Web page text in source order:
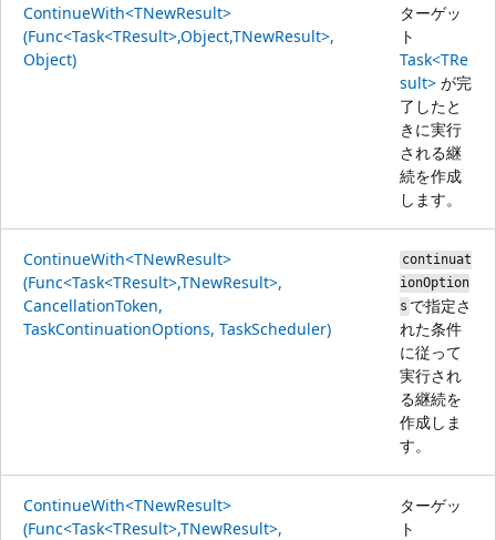
ContinueWith<TNewResult>
(Func<Task<TResult>,Object,TNewResult>,
Object)
ターゲッ
ト
Task<TRe
sult> が完
了したと
きに実行
される継
続を作成
します。
ContinueWith<TNewResult>
(Func<Task<TResult>,TNewResult>,
CancellationToken,
TaskContinuationOptions, TaskScheduler)
continuat
ionOption
s で指定さ
れた条件
に従って
実行され
る継続を
作成しま
す。
ContinueWith<TNewResult>
(Func<Task<TResult>,TNewResult>,
ターゲッ
ト